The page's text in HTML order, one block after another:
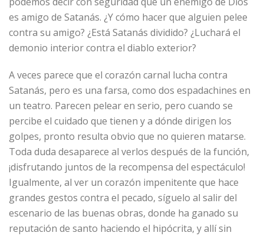
es amigo de Satanás. ¿Y cómo hacer que alguien pelee
contra su amigo? ¿Está Satanás dividido? ¿Luchará el
demonio interior contra el diablo exterior?
A veces parece que el corazón carnal lucha contra
Satanás, pero es una farsa, como dos espadachines en
un teatro. Parecen pelear en serio, pero cuando se
percibe el cuidado que tienen y a dónde dirigen los
golpes, pronto resulta obvio que no quieren matarse.
Toda duda desaparece al verlos después de la función,
¡disfrutando juntos de la recompensa del espectáculo!
Igualmente, al ver un corazón impenitente que hace
grandes gestos contra el pecado, síguelo al salir del
escenario de las buenas obras, donde ha ganado su
reputación de santo haciendo el hipócrita, y allí sin